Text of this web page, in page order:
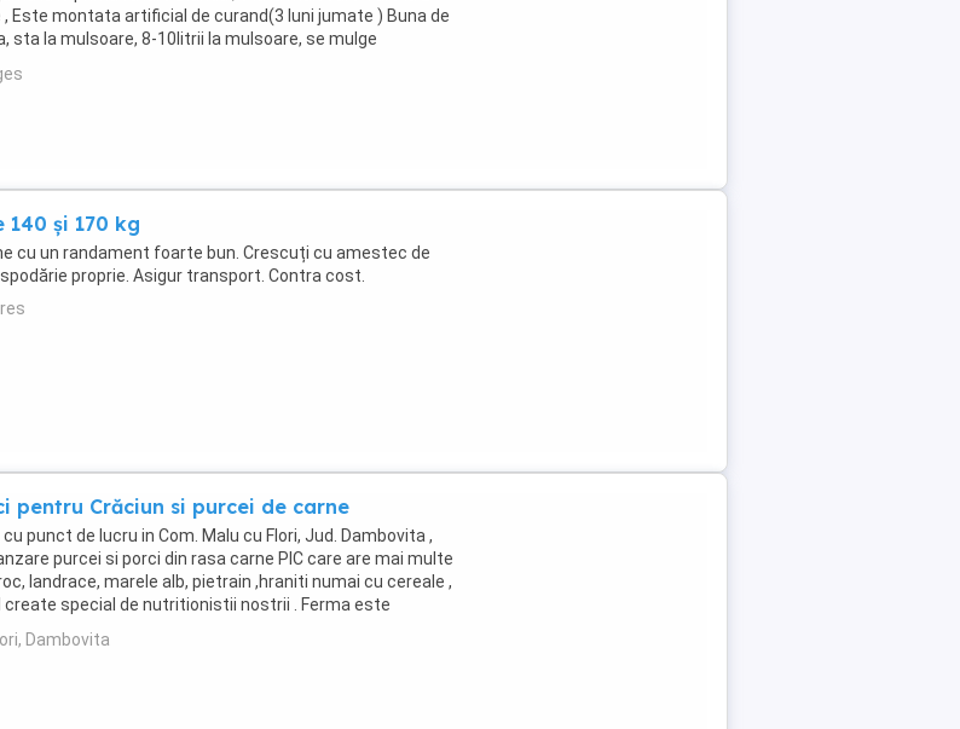
Este montata artificial de curand(3 luni jumate ) Buna de
sta la mulsoare, 8-10litrii la mulsoare, se mulge
Pentru ...
140 și 170 kg
cu un randament foarte bun. Crescuți cu amestec de
proprie. Asigur transport. Contra cost.
pentru Crăciun si purcei de carne
cu punct de lucru in Com. Malu cu Flori, Jud. Dambovita ,
purcei si porci din rasa carne PIC care are mai multe
landrace, marele alb, pietrain ,hraniti numai cu cereale ,
special de nutritionistii nostrii . Ferma este
Dambovita